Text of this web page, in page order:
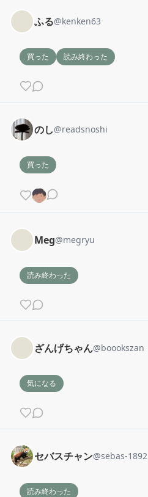
ふる@kenken63
買った 読み終わった
のし@readsnoshi
買った
Meg@megryu
読み終わった
ざんげちゃん@boookszan
気になる
セバスチャン@sebas-1892
読み終わった